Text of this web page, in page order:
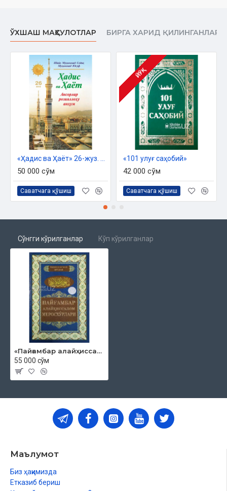
ЎХШАШ МАҲСУЛОТЛАР БИРГА ХАРИД ҚИЛИНГАНЛАР
50 000 сўм
Саватчага қўшиш
ЙЎҚ
«101 улуғ саҳобий»
42 000 сўм
Саватчага қўшиш
Сўнгги кўрилганлар Кўп кўрилганлар
«Пайғамбар алайҳиссалом меросхўрлари»
55 000 сўм
Маълумот
Биз ҳақимизда
Етказиб бериш